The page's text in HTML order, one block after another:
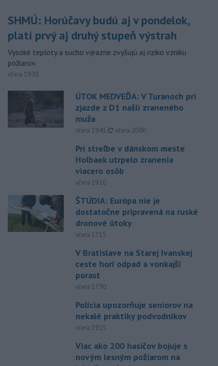
SHMÚ: Horúčavy budú aj v pondelok,
platí prvý aj druhý stupeň výstrah
Vysoké teploty a sucho výrazne zvyšujú aj riziko vzniku
požiarov.
včera 19:30
ÚTOK MEDVEĎA: V Turanoch pri
zjazde z D1 našli zraneného
muža
včera 19:41, aktualizované
včera 20:00
Pri streľbe v dánskom meste
Holbaek utrpelo zranenia
viacero osôb
včera 19:10
ŠTÚDIA: Európa nie je
dostatočne pripravená na ruské
dronové útoky
včera 17:15
V Bratislave na Starej Ivanskej
ceste horí odpad a vonkajší
porast
včera 17:30
Polícia upozorňuje seniorov na
nekalé praktiky podvodníkov
včera 19:25
Viac ako 200 hasičov bojuje s
novým lesným požiarom na